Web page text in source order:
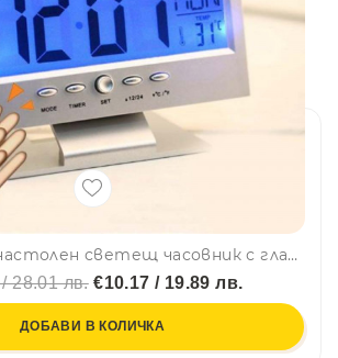
Електронен настолен светещ часовник с гласов контрол, аларма, органайзер, час, дата, температура и голям дисплей
28.01 лв.€10.17 / 19.89 лв.
ДОБАВИ В КОЛИЧКА